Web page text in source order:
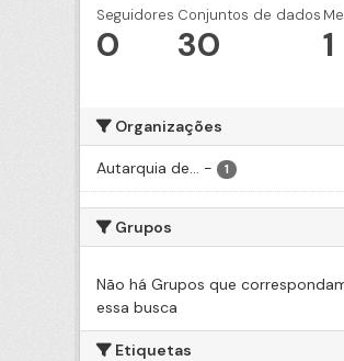
Seguidores
0
Conjuntos de dados
30 1
Organizações
Autarquia de... - 1
Grupos
Não há Grupos que
essa busca
Etiquetas